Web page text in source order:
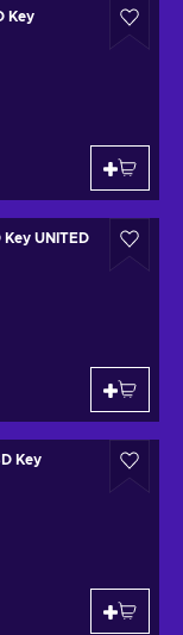
Key
Key UNITED
Key